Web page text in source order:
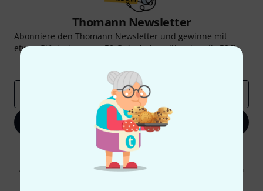
Thomann Newsletter
Abonniere den Thomann Newsletter und gewinne mit
etwas Glück einen von50 Gutscheinenüber jeweils50€!
Jetzt anmelden
Mit Klick auf „Jetzt anmelden“ stimmen Sie dem Erhalt von E-Mail-
Werbung und einer Messung des E-Mail-Nutzungsverhaltens zu. Die
Abmeldung ist jederzeit möglich. Weitere Informationen finden Sie in